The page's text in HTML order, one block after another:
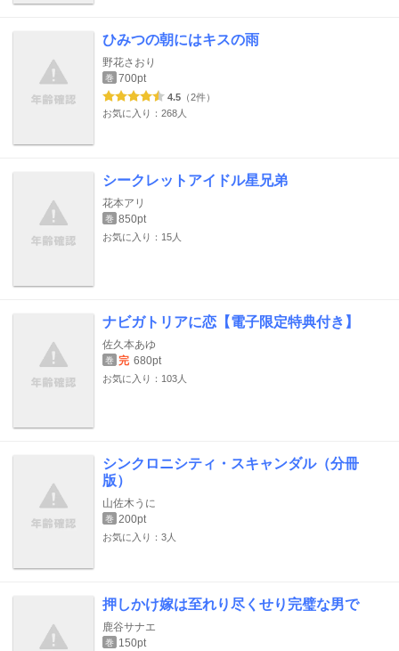
ひみつの朝にはキスの雨
野花さおり
巻 700pt
4.5 （2件）
お気に入り：268人
シークレットアイドル星兄弟
花本アリ
巻 850pt
お気に入り：15人
ナビガトリアに恋【電子限定特典付き】
佐久本あゆ
巻 完 680pt
お気に入り：103人
シンクロニシティ・スキャンダル（分冊
版）
山佐木うに
巻 200pt
お気に入り：3人
押しかけ嫁は至れり尽くせり完璧な男で
鹿谷サナエ
巻 150pt